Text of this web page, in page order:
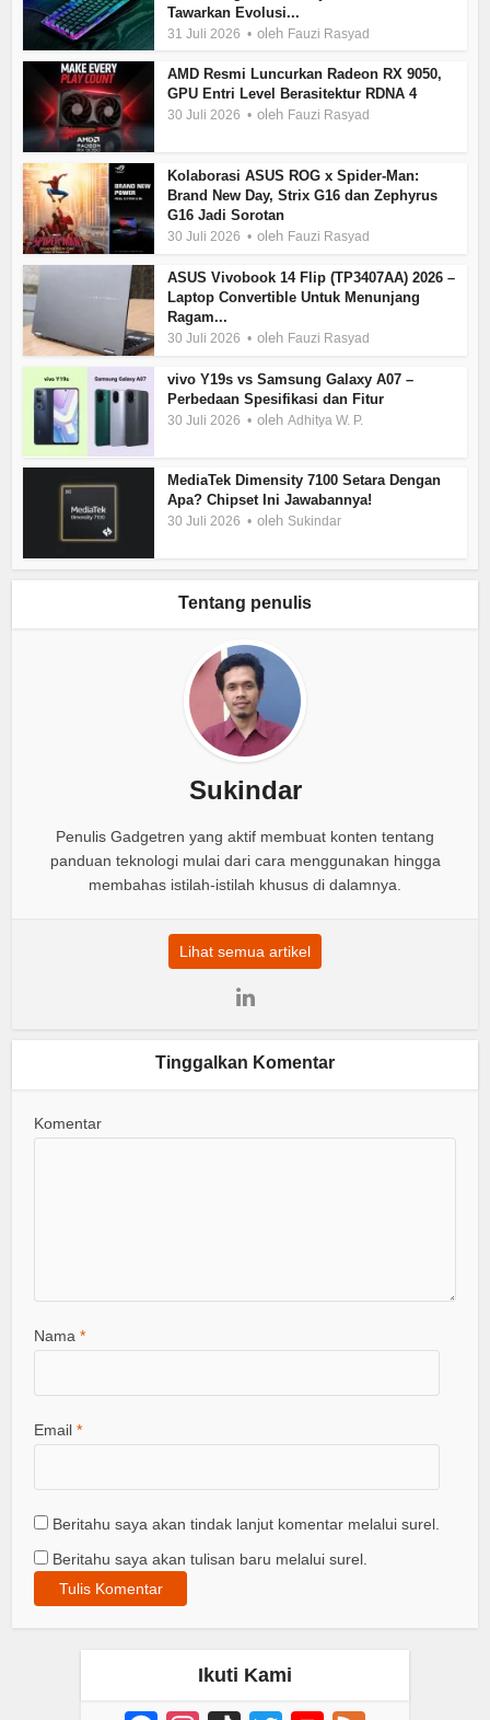
Tawarkan Evolusi...
31 Juli 2026 oleh Fauzi Rasyad
AMD Resmi Luncurkan Radeon RX 9050,
GPU Entri Level Berasitektur RDNA 4
30 Juli 2026 oleh Fauzi Rasyad
Kolaborasi ASUS ROG x Spider-Man:
Brand New Day, Strix G16 dan Zephyrus
G16 Jadi Sorotan
30 Juli 2026 oleh Fauzi Rasyad
ASUS Vivobook 14 Flip (TP3407AA) 2026 –
Laptop Convertible Untuk Menunjang
Ragam...
30 Juli 2026 oleh Fauzi Rasyad
vivo Y19s vs Samsung Galaxy A07 –
Perbedaan Spesifikasi dan Fitur
30 Juli 2026 olehAdhitya W. P.
MediaTek Dimensity 7100 Setara Dengan
Apa? Chipset Ini Jawabannya!
30 Juli 2026 oleh Sukindar
Tentang penulis
Sukindar
Penulis Gadgetren yang aktif membuat konten tentang
panduan teknologi mulai dari cara menggunakan hingga
membahas istilah-istilah khusus di dalamnya.
Lihat semua artikel
Tinggalkan Komentar
Komentar
Nama*
Email*
Beritahu saya akan tindak lanjut komentar melalui surel.
Beritahu saya akan tulisan baru melalui surel.
Ikuti Kami